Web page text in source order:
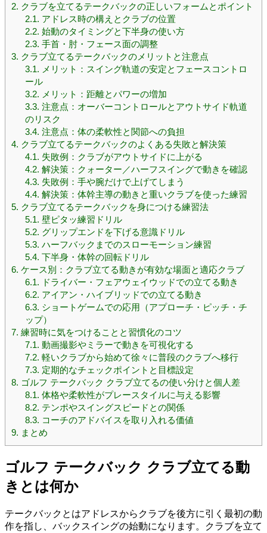
2. クラブを立てるテークバックの正しいフォームとポイント
2.1. アドレス時の構えとクラブの位置
2.2. 始動のタイミングと下半身の使い方
2.3. 手首・肘・フェース面の調整
3. クラブ立てるテークバックのメリットと注意点
3.1. メリット：スイング軌道の安定とフェースコントロ
ール
3.2. メリット：距離とパワーの増加
3.3. 注意点：オーバーコントロールとアウトサイド軌道
のリスク
3.4. 注意点：体の柔軟性と関節への負担
4. クラブ立てるテークバックのよくある失敗と解決策
4.1. 失敗例：クラブがアウトサイドに上がる
4.2. 解決策：クォーター／ハーフスイングで動きを確認
4.3. 失敗例：手や腕だけで上げてしまう
4.4. 解決策：体幹主導の動きと重いクラブを使った練習
5. クラブ立てるテークバックを身につける練習法
5.1. 壁ピタッ練習ドリル
5.2. グリップエンドを下げる意識ドリル
5.3. ハーフバックまでのスローモーション練習
5.4. 下半身・体幹の回転ドリル
6. ケース別：クラブ立てる動きが有効な場面と適応クラブ
6.1. ドライバー・フェアウェイウッドでの立てる動き
6.2. アイアン・ハイブリッドでの立てる動き
6.3. ショートゲームでの応用（アプローチ・ピッチ・チ
ップ）
7. 練習時に気をつけることと習慣化のコツ
7.1. 動画撮影やミラーで動きを可視化する
7.2. 軽いクラブから始めて徐々に普段のクラブへ移行
7.3. 定期的なチェックポイントと目標設定
8. ゴルフ テークバック クラブ立てるの使い分けと個人差
8.1. 体格や柔軟性がプレースタイルに与える影響
8.2. テンポやスイングスピードとの関係
8.3. コーチのアドバイスを取り入れる価値
9. まとめ
ゴルフ テークバック クラブ立てる動
きとは何か
テークバックとはアドレスからクラブを後方に引く最初の動
作を指し、バックスイングの始動になります。クラブを立て